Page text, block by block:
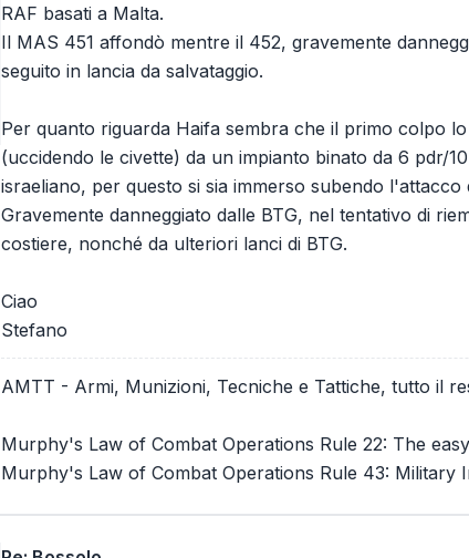
RAF basati a Malta.
Il MAS 451 affondò mentre il 452, gravemente
seguito in lancia da salvataggio.
Per quanto riguarda Haifa sembra che il primo colpo
(uccidendo le civette) da un impianto binato da 6 pdr/
israeliano, per questo si sia immerso subendo l'attacco
Gravemente danneggiato dalle BTG, nel tentativo di
costiere, nonché da ulteriori lanci di BTG.
Ciao
Stefano
AMTT - Armi, Munizioni, Tecniche e Tattiche, tutto il
Murphy's Law of Combat Operations Rule 22: The
Murphy's Law of Combat Operations Rule 43: Military